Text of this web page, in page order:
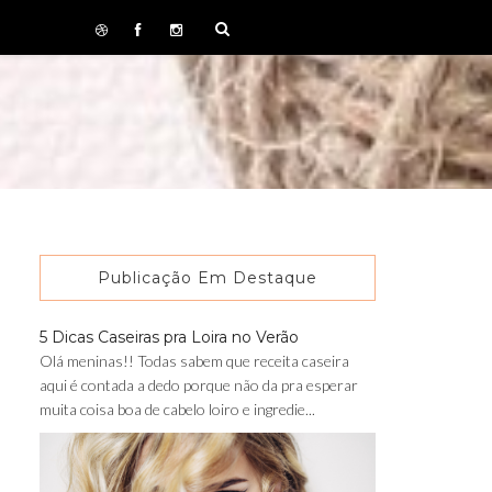
Publicação Em Destaque
5 Dicas Caseiras pra Loira no Verão
Olá meninas!! Todas sabem que receita caseira
aqui é contada a dedo porque não da pra esperar
muita coisa boa de cabelo loiro e ingredie...